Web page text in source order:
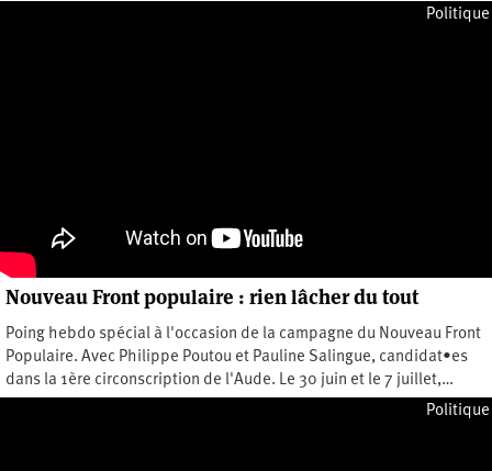
Vendredi 5 juillet 2024
Politique
Nouveau Front populaire : rien lâcher du tout
Poing hebdo spécial à l'occasion de la campagne du Nouveau Front
Populaire. Avec Philippe Poutou et Pauline Salingue, candidat•es
dans la 1ère circonscription de l'Aude. Le 30 juin et le 7 juillet,…
Vendredi 28 juin 2024
Politique